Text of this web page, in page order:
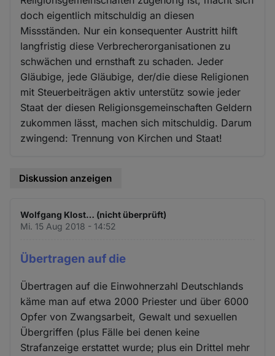
doch eigentlich mitschuldig an diesen
Missständen. Nur ein konsequenter Austritt hilft
langfristig diese Verbrecherorganisationen zu
schwächen und ernsthaft zu schaden. Jeder
Gläubige, jede Gläubige, der/die diese Religionen
mit Steuerbeiträgen aktiv unterstütz sowie jeder
Staat der diesen Religionsgemeinschaften Geldern
zukommen lässt, machen sich mitschuldig. Darum
zwingend: Trennung von Kirchen und Staat!
Diskussion anzeigen
Wolfgang Klost… (nicht überprüft)
Mi. 15 Aug 2018 - 14:52
Übertragen auf die
Übertragen auf die Einwohnerzahl Deutschlands
käme man auf etwa 2000 Priester und über 6000
Opfer von Zwangsarbeit, Gewalt und sexuellen
Übergriffen (plus Fälle bei denen keine
Strafanzeige erstattet wurde; plus ein Drittel mehr